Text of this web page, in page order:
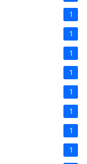
1
1
1
1
1
1
1
1